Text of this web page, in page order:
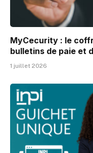
MyCecurity : le
bulletins de paie et
1 juillet 2026